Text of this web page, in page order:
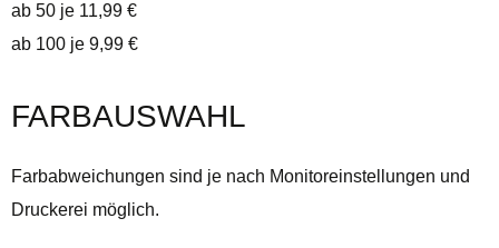
ab 50 je 11,99 €
ab 100 je 9,99 €
FARBAUSWAHL
Farbabweichungen sind je nach Monitoreinstellungen und
Druckerei möglich.